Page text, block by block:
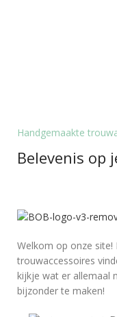
Handgemaakte
Belevenis op
Welkom op onze
trouwaccessoires
kijkje wat er allemaal
bijzonder te maken!